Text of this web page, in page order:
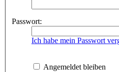
Passwort:
Ich habe mein Passwort
Angemeldet bleiben